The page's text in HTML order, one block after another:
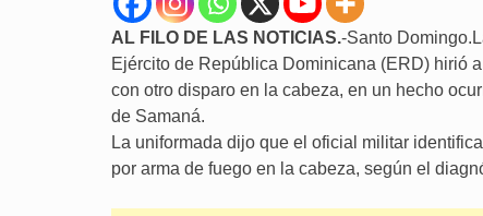
AL FILO DE LAS NOTICIAS.-Santo
Ejército de República Dominicana (ERD) hirió
con otro disparo en la cabeza, en un hecho
de Samaná.
La uniformada dijo que el oficial militar
por arma de fuego en la cabeza, según el